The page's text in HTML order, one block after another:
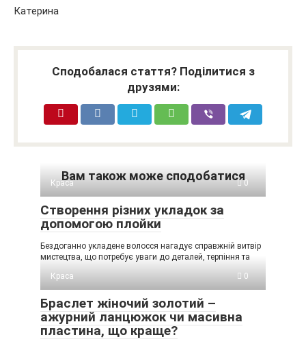
Катерина
Сподобалася стаття? Поділитися з
друзями:
Вам також може сподобатися
Краса 0
Створення різних укладок за
допомогою плойки
Бездоганно укладене волосся нагадує справжній витвір
мистецтва, що потребує уваги до деталей, терпіння та
Краса
0
Браслет жіночий золотий –
ажурний ланцюжок чи масивна
пластина, що краще?